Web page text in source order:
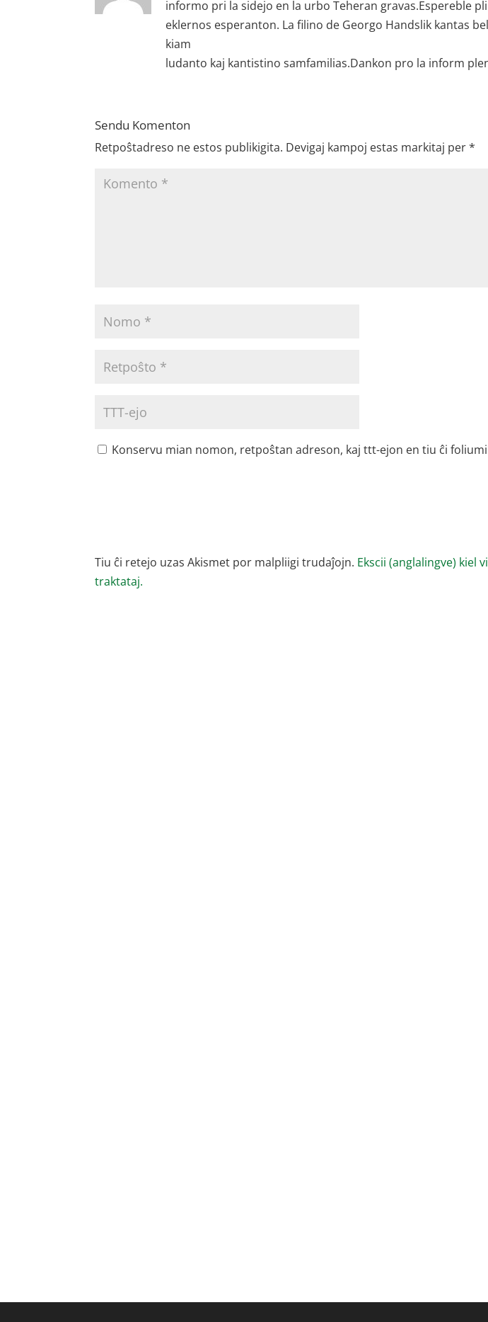
informo pri la sidejo en la urbo Teheran gravas.Espereble
eklernos esperanton. La filino de Georgo Handslik kantas
kiam
ludanto kaj kantistino samfamilias.Dankon pro la inform
Sendu Komenton
Retpoŝtadreso ne estos publikigita. Devigaj kampoj estas markitaj per*
Konservu mian nomon, retpoŝtan adreson, kaj ttt-ejon en tiu ĉi
Tiu ĉi retejo uzas Akismet por malpliigi trudaĵojn. Ekscii (anglalingve) kiel
traktataj.